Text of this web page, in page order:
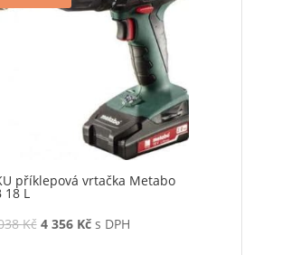
příklepová vrtačka Metabo
18 L
Kč 4 356 Kč s DPH